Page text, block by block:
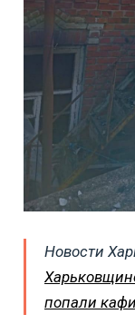
Новости
попали